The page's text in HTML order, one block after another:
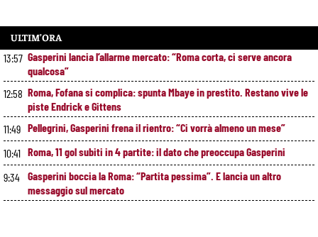
ULTIM’ORA
13:57 Gasperini lancia l’allarme mercato: “Roma corta, ci serve ancora
qualcosa”
12:58 Roma, Fofana si complica: spunta Mbaye in prestito. Restano vive le
piste Endrick e Gittens
11:49 Pellegrini, Gasperini frena il rientro: “Ci vorrà almeno un mese”
10:41 Roma, 11 gol subiti in 4 partite: il dato che preoccupa Gasperini
9:34 Gasperini boccia la Roma: “Partita pessima”. E lancia un altro
messaggio sul mercato